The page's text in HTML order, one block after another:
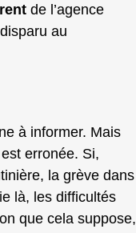
de l’agence
au
à informer. Mais
erronée. Si,
la grève dans
là, les difficultés
que cela suppose,